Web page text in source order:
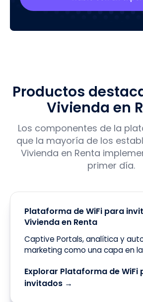
Productos
Vivienda en
Los componentes de la
que la mayoría de los
Vivienda en Renta
primer día.
Plataforma de WiFi para
Vivienda en Renta
Captive Portals, analítica y
marketing como una capa en
Explorar Plataforma de WiFi
invitados →